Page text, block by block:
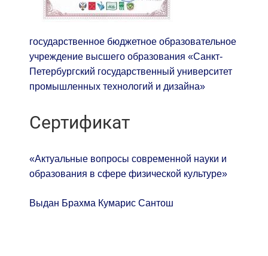
государственное бюджетное образовательное
учреждение высшего образования «Санкт-
Петербургский государственный университет
промышленных технологий и дизайна»
Сертификат
«Актуальные вопросы современной науки и
образования в сфере физической культуре»
Выдан Брахма Кумарис Сантош